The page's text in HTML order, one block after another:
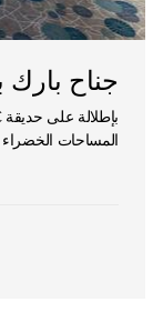
جناح بارك
المساحات الخضراء